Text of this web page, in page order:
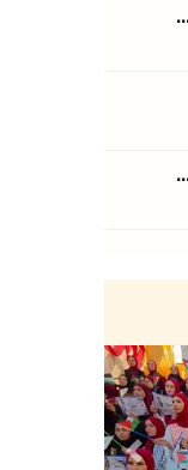
Previous